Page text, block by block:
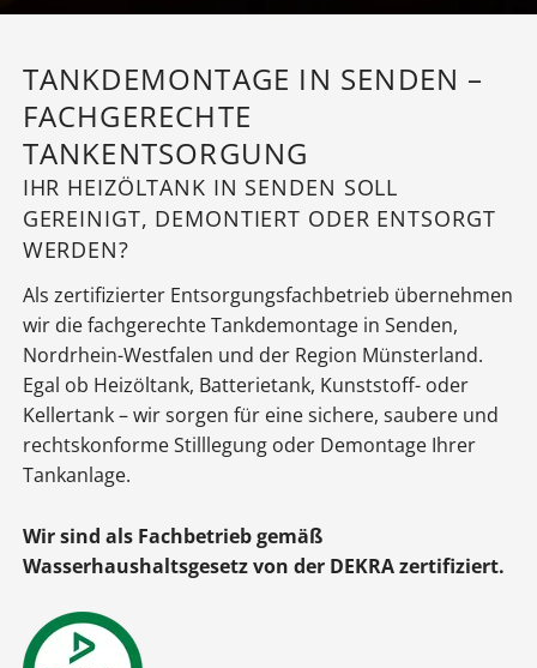
TANKDEMONTAGE IN SENDEN –
FACHGERECHTE
TANKENTSORGUNG
IHR HEIZÖLTANK IN SENDEN SOLL
GEREINIGT, DEMONTIERT ODER ENTSORGT
WERDEN?
Als zertifizierter Entsorgungsfachbetrieb übernehmen
wir die fachgerechte Tankdemontage in Senden,
Nordrhein-Westfalen und der Region Münsterland.
Egal ob Heizöltank, Batterietank, Kunststoff- oder
Kellertank – wir sorgen für eine sichere, saubere und
rechtskonforme Stilllegung oder Demontage Ihrer
Tankanlage.
Wir sind als Fachbetrieb gemäß
Wasserhaushaltsgesetz von der DEKRA zertifiziert.